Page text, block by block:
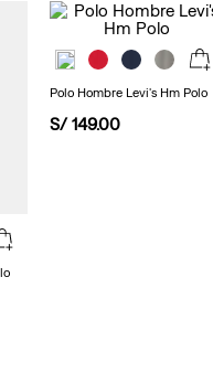
Read
Reviews.
Enlace
la
misma
página.
Polo Hombre Levi's Hm Polo
S/ 149.00